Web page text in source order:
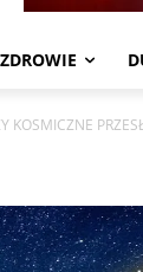
ZDROWIE
KOSMICZNE